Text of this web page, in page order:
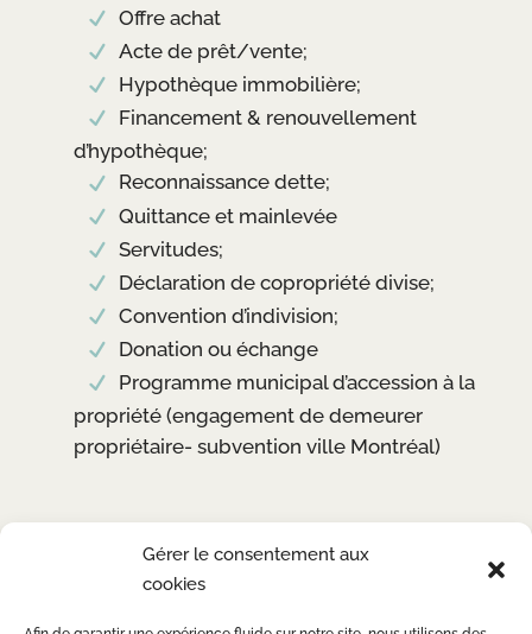
Gérer le consentement aux
cookies
Offre achat
Acte de prêt/vente;
Hypothèque immobilière;
Financement & renouvellement
d’hypothèque;
Reconnaissance dette;
Quittance et mainlevée
Servitudes;
Déclaration de copropriété divise;
Convention d’indivision;
Donation ou échange
Programme municipal d’accession à la
propriété (engagement de demeurer
propriétaire- subvention ville Montréal)